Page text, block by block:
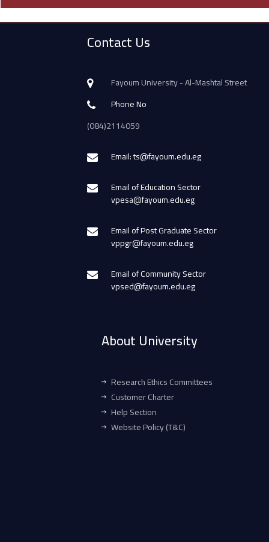
Contact Us
Fayoum University - Al-Mashtal Street
Phone No
(084)2114059
Email: ts@fayoum.edu.eg
Email of Education Sector
vpesa@fayoum.edu.eg
Email of Post Graduate Sector
vppgr@fayoum.edu.eg
Email of Community Sector
vpsed@fayoum.edu.eg
About University
Research Ethics Committees
Customer Charter
Help Section
Website Policy (T&C)